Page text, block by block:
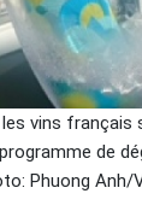
vins français
de
Phuong Anh/